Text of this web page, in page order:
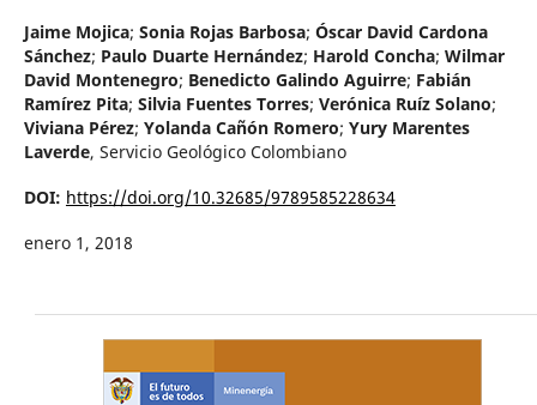
Jaime Mojica; Sonia Rojas Barbosa; Óscar David Cardona
Sánchez; Paulo Duarte Hernández; Harold Concha; Wilmar
David Montenegro; Benedicto Galindo Aguirre; Fabián
Ramírez Pita; Silvia Fuentes Torres; Verónica Ruíz Solano;
Viviana Pérez; Yolanda Cañón Romero; Yury Marentes
Laverde, Servicio Geológico Colombiano
DOI: https://doi.org/10.32685/9789585228634
enero 1, 2018